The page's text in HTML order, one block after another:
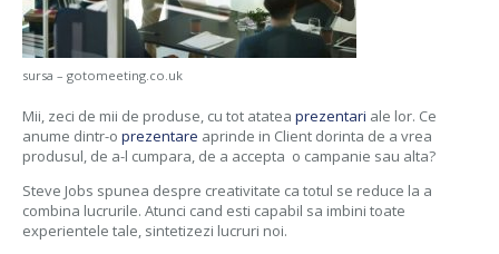
sursa – gotomeeting.co.uk
Mii, zeci de mii de produse, cu tot atatea prezentari ale lor. Ce
anume dintr-o prezentare aprinde in Client dorinta de a vrea
produsul, de a-l cumpara, de a accepta o campanie sau alta?
Steve Jobs spunea despre creativitate ca totul se reduce la a
combina lucrurile. Atunci cand esti capabil sa imbini toate
experientele tale, sintetizezi lucruri noi.